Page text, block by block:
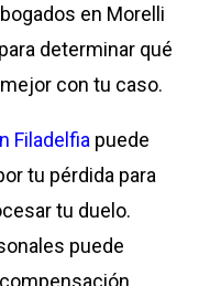
en Morelli
determinar qué
con tu caso.
Filadelfia puede
tu pérdida para
tu duelo.
puede